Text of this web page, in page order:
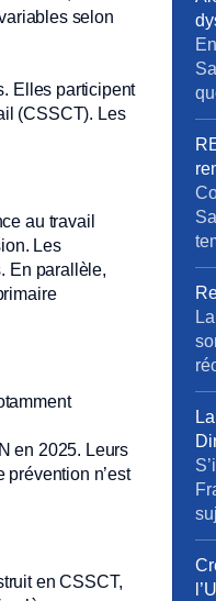
selon
Elles participent
(CSSCT). Les
au travail
Les
En parallèle,
en 2025. Leurs
n’est
en CSSCT,
la
la